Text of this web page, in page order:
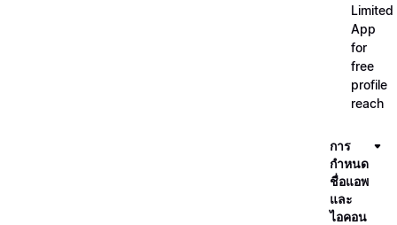
Limited
App
for
free
profile
reach
การ
กำหนด
ชื่อแอพ
และ
ไอคอน